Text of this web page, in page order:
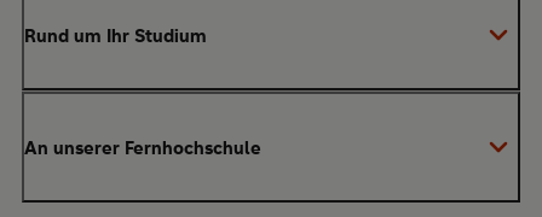
Rund um Ihr Studium
Anrechnung von Vorleistungen
Studienberatung
An unserer Fernhochschule